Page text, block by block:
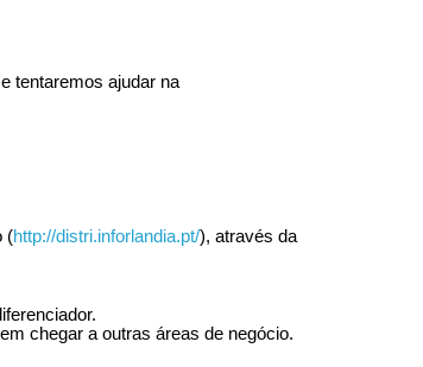
tentaremos ajudar na
(http://distri.inforlandia.pt/), através da
chegar a outras áreas de negócio.